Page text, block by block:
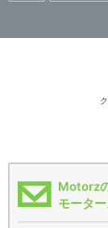
Motorz
モータ